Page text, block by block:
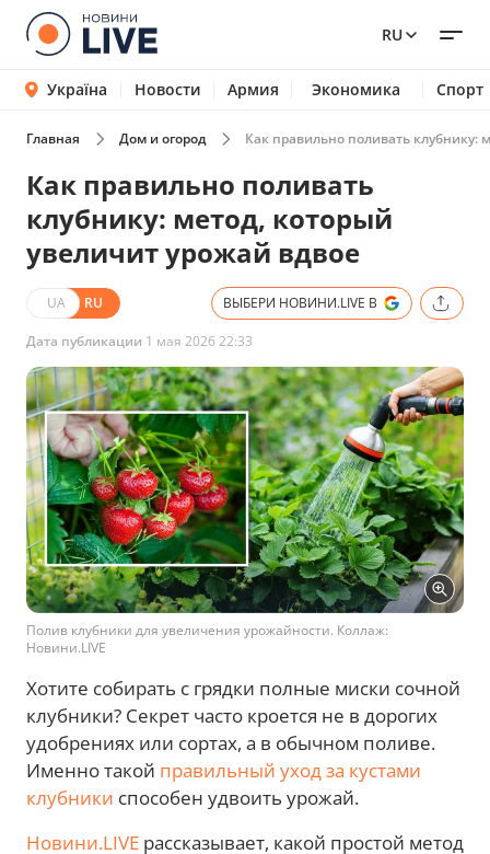
RU
Україна Новости Армия Экономика Спорт
Главная Дом и огород Как правильно поливать клубнику:
Как правильно поливать
клубнику: метод, который
увеличит урожай вдвое
UA RU ВЫБЕРИ НОВИНИ.LIVE В
Дата публикации 1 мая 2026 22:33
Полив клубники для увеличения урожайности. Коллаж:
Новини.LIVE
Хотите собирать с грядки полные миски сочной
клубники? Секрет часто кроется не в дорогих
удобрениях или сортах, а в обычном поливе.
Именно такой правильный уход за кустами
клубники способен удвоить урожай.
Новини.LIVE рассказывает, какой простой метод